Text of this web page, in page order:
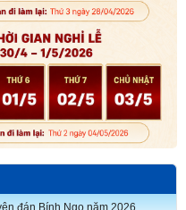
đán Bính Ngọ năm 2026